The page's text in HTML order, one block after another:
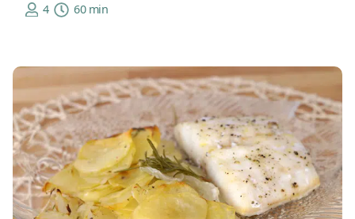
4
60 min